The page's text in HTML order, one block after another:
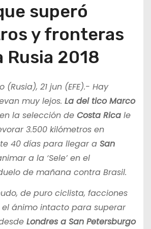
superó
y fronteras
Rusia 2018
(Rusia), 21 jun (EFE).- Hay
muy lejos. La del tico Marco
la selección de Costa Ricale
3.500 kilómetros en
40 días para llegar a San
a la ‘Sele’ en el
de mañana contra Brasil.
de puro ciclista, facciones
ánimo intacto para superar
Londres a San Petersburgo